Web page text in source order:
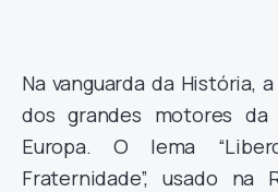
Na vanguarda da História,
dos grandes motores da
Europa. O lema
Fraternidade”, usado na